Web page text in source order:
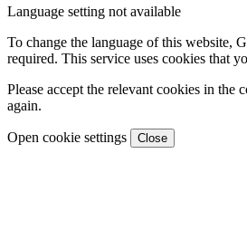
Language setting not available
To change the language of this website,
required. This service uses cookies that
Please accept the relevant cookies in the
again.
Open cookie settings Close